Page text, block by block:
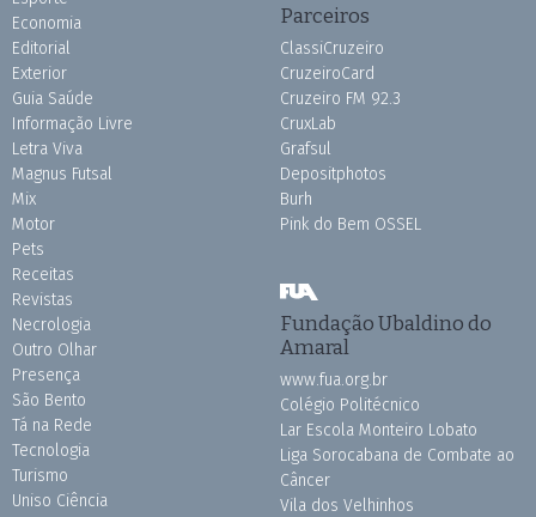
Economia
Editorial
Exterior
Guia Saúde
Informação Livre
Letra Viva
Magnus Futsal
Mix
Motor
Pets
Receitas
Revistas
Necrologia
Outro Olhar
Presença
São Bento
Tá na Rede
Tecnologia
Turismo
Uniso Ciência
Parceiros
ClassiCruzeiro
CruzeiroCard
Cruzeiro FM 92.3
CruxLab
Grafsul
Depositphotos
Burh
Pink do Bem OSSEL
Fundação Ubaldino do
Amaral
www.fua.org.br
Colégio Politécnico
Lar Escola Monteiro Lobato
Liga Sorocabana de Combate ao
Câncer
Vila dos Velhinhos